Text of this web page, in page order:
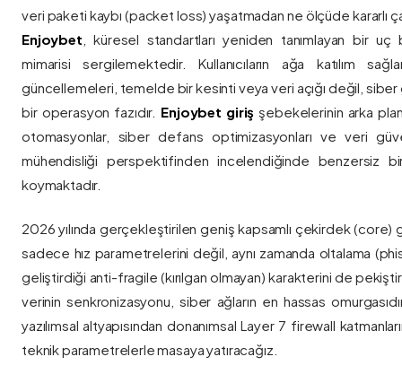
veri paketi kaybı (packet loss) yaşatmadan ne ölçüde kararlı
Enjoybet , küresel standartları yeniden tanımlayan bir
mimarisi sergilemektedir. Kullanıcıların ağa katılım
güncellemeleri, temelde bir kesinti veya veri açığı değil, siber
bir operasyon fazıdır. Enjoybet giriş şebekelerinin arka
otomasyonlar, siber defans optimizasyonları ve veri
mühendisliği perspektifinden incelendiğinde benzersiz
koymaktadır.
2026 yılında gerçekleştirilen geniş kapsamlı çekirdek
sadece hız parametrelerini değil, aynı zamanda oltalama
geliştirdiği anti-fragile (kırılgan olmayan) karakterini de
verinin senkronizasyonu, siber ağların en hassas
yazılımsal altyapısından donanımsal Layer 7 firewall
teknik parametrelerle masaya yatıracağız.